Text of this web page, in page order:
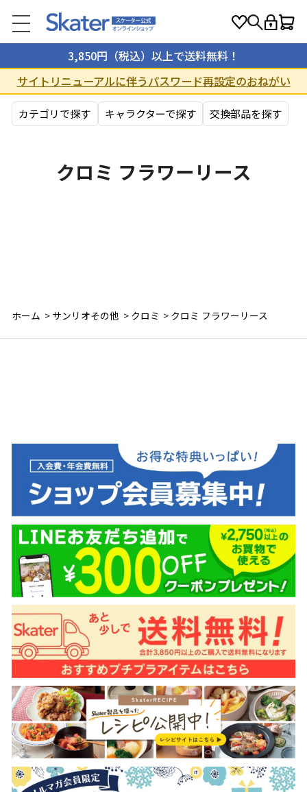
3,850円（税込）以上で送料無料！
サイトリニューアルに伴うパスワード再設定のおねがい
カテゴリで探す キャラクターで探す 交換部品を探す
クロミ フラワーリース
ホーム > サンリオその他 > クロミ > クロミ フラワーリース